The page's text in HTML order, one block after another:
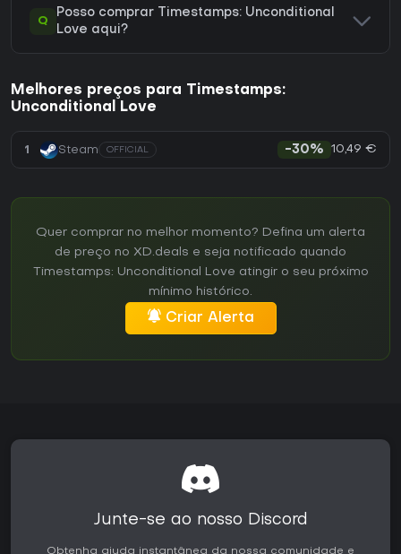
Q
Posso comprar Timestamps: Unconditional
Love aqui?
Melhores preços para Timestamps:
Unconditional Love
1 Steam OFFICIAL -30% 10,49 €
Quer comprar no melhor momento? Defina um alerta
de preço no XD.deals e seja notificado quando
Timestamps: Unconditional Love atingir o seu próximo
mínimo histórico.
Criar Alerta
Junte-se ao nosso Discord
Obtenha ajuda instantânea da nossa comunidade e